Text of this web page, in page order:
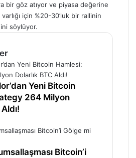
bir göz atıyor ve piyasa değerine
için %20-30’luk bir rallinin
söylüyor.
Yeni Bitcoin
264 Milyon
Bitcoin’i